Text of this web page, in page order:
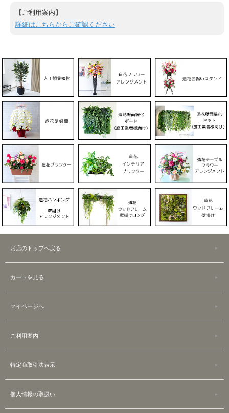
【ご利用案内】
詳細はこちらからご確認ください
お店のトップへ戻る
カートを見る
マイページへ
ご利用案内
特定商取引法表示
個人情報の取扱い